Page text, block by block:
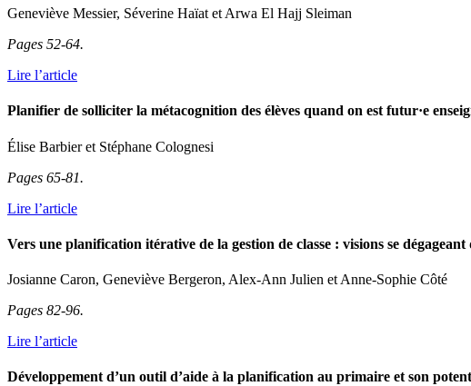
Geneviève Messier, Séverine Haïat et Arwa El Hajj Sleiman
Pages 52-64.
Lire l’article
Planifier de solliciter la métacognition des élèves quand on est futur·e
Élise Barbier et Stéphane Colognesi
Pages 65-81.
Lire l’article
Vers une planification itérative de la gestion de classe : visions se
Josianne Caron, Geneviève Bergeron, Alex-Ann Julien et Anne-Sophie Côté
Pages 82-96.
Lire l’article
Développement d’un outil d’aide à la planification au primaire et son